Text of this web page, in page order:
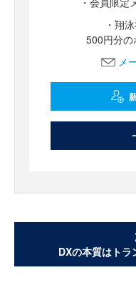
・翔
500円分の
メ
DXの本質はトラ